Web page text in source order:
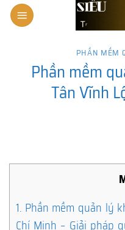
Skip
PHẦN MỀM
Phần mềm
Tân Vĩnh
1. Phần mềm quản lý
Chí Minh – Giải pháp